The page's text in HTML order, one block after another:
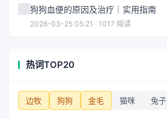
狗狗血便的原因及治疗｜实用指南
2026-03-25 05:21 · 1017 阅读
热词TOP20
边牧 狗狗 金毛 猫咪 兔子